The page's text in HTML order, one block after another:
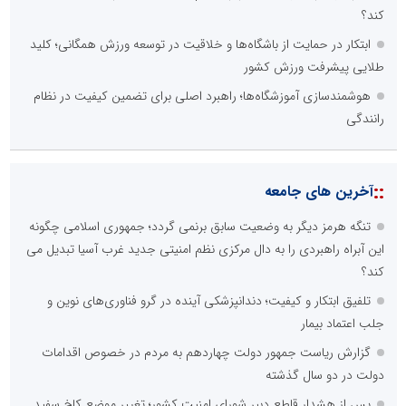
کند؟
ابتکار در حمایت از باشگاه‌ها و خلاقیت در توسعه ورزش همگانی؛ کلید
طلایی پیشرفت ورزش کشور
هوشمندسازی آموزشگاه‌ها؛ راهبرد اصلی برای تضمین کیفیت در نظام
رانندگی
::آخرین های جامعه
تنگه هرمز دیگر به وضعیت سابق برنمی گردد؛ جمهوری اسلامی چگونه
این آبراه راهبردی را به دال مرکزی نظم امنیتی جدید غرب آسیا تبدیل می
کند؟
تلفیق ابتکار و کیفیت؛ دندانپزشکی آینده در گرو فناوری‌های نوین و
جلب اعتماد بیمار
گزارش ریاست جمهور دولت چهاردهم به مردم در خصوص اقدامات
دولت در دو سال گذشته